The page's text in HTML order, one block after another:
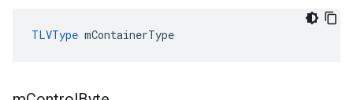
TLVType mContainerType